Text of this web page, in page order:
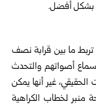
بشكل أفضل.
تربط ما بين قرابة نصف
أصواتهم والتحدث
غير أنها يمكن
منبر لخطاب الكراهية